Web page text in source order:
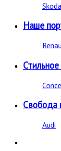
Skoda
Наше
Свобода
Audi